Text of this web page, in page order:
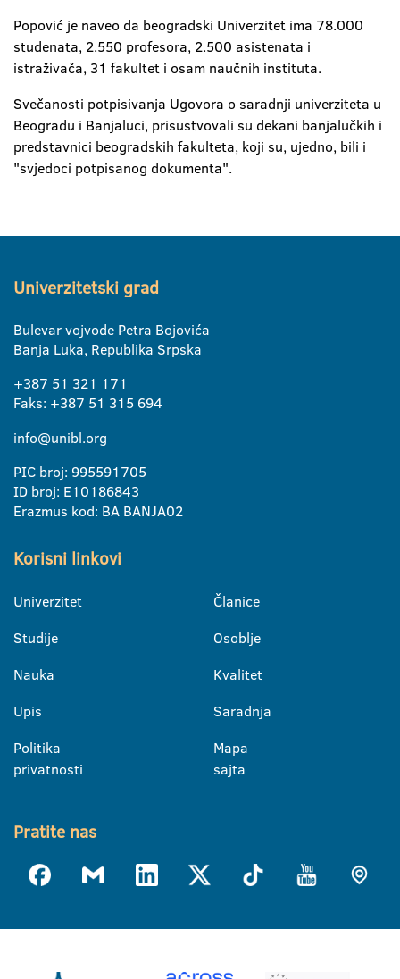
Popović je naveo da beogradski Univerzitet ima 78.000
studenata, 2.550 profesora, 2.500 asistenata i
istraživača, 31 fakultet i osam naučnih instituta.
Svečanosti potpisivanja Ugovora o saradnji univerziteta u
Beogradu i Banjaluci, prisustvovali su dekani banjalučkih i
predstavnici beogradskih fakulteta, koji su, ujedno, bili i
"svjedoci potpisanog dokumenta".
Univerzitetski grad
Bulevar vojvode Petra Bojovića
Banja Luka, Republika Srpska
+387 51 321 171
Faks: +387 51 315 694
info@unibl.org
PIC broj: 995591705
ID broj: E10186843
Erazmus kod: BA BANJA02
Korisni linkovi
Univerzitet
Studije
Nauka
Upis
Politika
privatnosti
Članice
Osoblje
Kvalitet
Saradnja
Mapa
sajta
Pratite nas